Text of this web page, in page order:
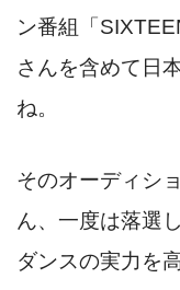
ン番組「
さんを含めて日
ね。
そのオーディシ
ん、一度は落選
ダンスの実力を